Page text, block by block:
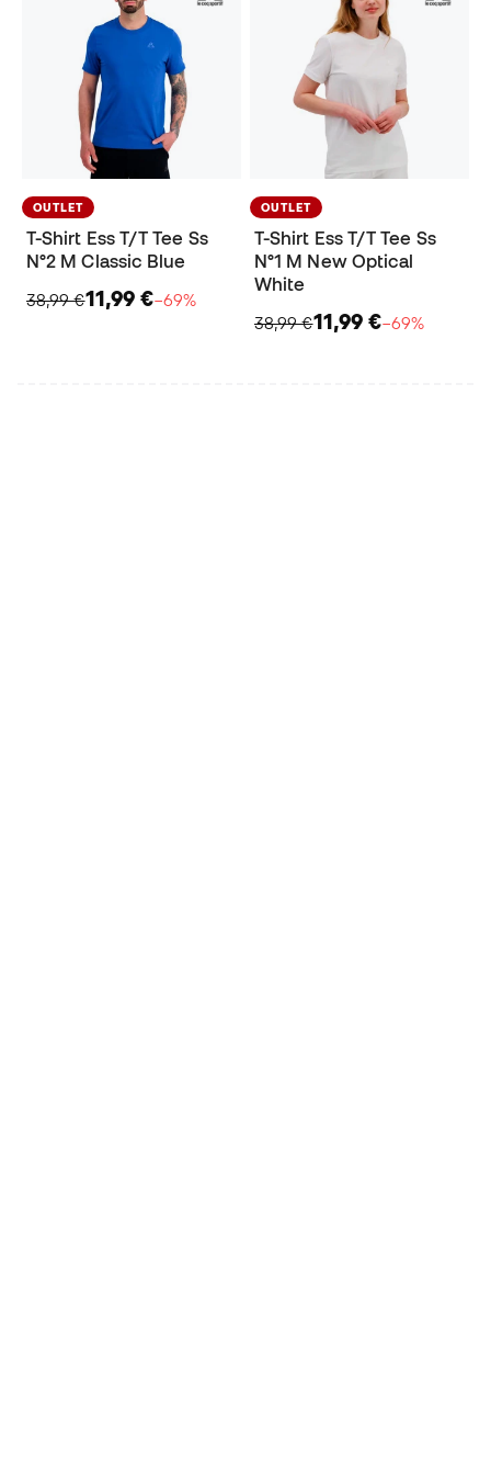
OUTLET
T-Shirt Ess T/T Tee Ss
N°2 M Classic Blue
38,99 €11,99 €−69%
OUTLET
T-Shirt Ess T/T Tee Ss
N°1 M New Optical
White
38,99 €11,99 €−69%